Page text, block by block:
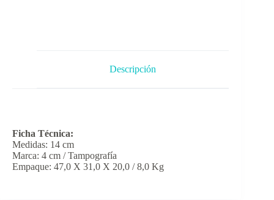
Descripción
Ficha Técnica:
Medidas: 14 cm
Marca: 4 cm / Tampografía
Empaque: 47,0 X 31,0 X 20,0 / 8,0 Kg